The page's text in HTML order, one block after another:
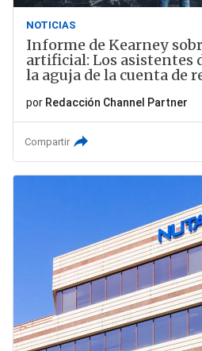
NOTICIAS
Informe de Kearney
artificial: Los asistentes
la aguja de la cuenta de
por Redacción Channel Partner
Compartir